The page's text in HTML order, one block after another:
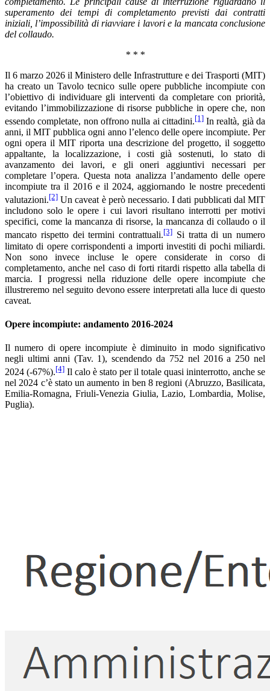
superamento dei tempi di completamento previsti dai contratti
iniziali, l’impossibilità di riavviare i lavori e la mancata conclusione
del collaudo.
* * *
Il 6 marzo 2026 il Ministero delle Infrastrutture e dei Trasporti (MIT)
ha creato un Tavolo tecnico sulle opere pubbliche incompiute con
l’obiettivo di individuare gli interventi da completare con priorità,
evitando l’immobilizzazione di risorse pubbliche in opere che, non
essendo completate, non offrono nulla ai cittadini.[1]In realtà, già da
anni, il MIT pubblica ogni anno l’elenco delle opere incompiute. Per
ogni opera il MIT riporta una descrizione del progetto, il soggetto
appaltante, la localizzazione, i costi già sostenuti, lo stato di
avanzamento dei lavori, e gli oneri aggiuntivi necessari per
completare l’opera. Questa nota analizza l’andamento delle opere
incompiute tra il 2016 e il 2024, aggiornando le nostre precedenti
valutazioni.[2] Un caveat è però necessario. I dati pubblicati dal MIT
includono solo le opere i cui lavori risultano interrotti per motivi
specifici, come la mancanza di risorse, la mancanza di collaudo o il
mancato rispetto dei termini contrattuali.[3] Si tratta di un numero
limitato di opere corrispondenti a importi investiti di pochi miliardi.
Non sono invece incluse le opere considerate in corso di
completamento, anche nel caso di forti ritardi rispetto alla tabella di
marcia. I progressi nella riduzione delle opere incompiute che
illustreremo nel seguito devono essere interpretati alla luce di questo
caveat.
Opere incompiute: andamento 2016-2024
Il numero di opere incompiute è diminuito in modo significativo
negli ultimi anni (Tav. 1), scendendo da 752 nel 2016 a 250 nel
2024 (-67%).[4] Il calo è stato per il totale quasi ininterrotto, anche se
nel 2024 c’è stato un aumento in ben 8 regioni (Abruzzo, Basilicata,
Emilia-Romagna, Friuli-Venezia Giulia, Lazio, Lombardia, Molise,
Puglia).